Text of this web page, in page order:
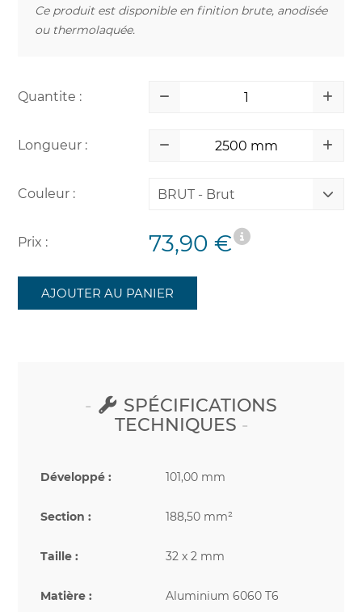
Ce produit est disponible en finition brute, anodisée
ou thermolaquée.
Quantite :
Longueur :
Couleur : BRUT - Brut
Prix : 73,90 €
AJOUTER AU PANIER
SPÉCIFICATIONS
TECHNIQUES
Développé : 101,00 mm
Section : 188,50 mm²
Taille : 32 x 2 mm
Matière : Aluminium 6060 T6